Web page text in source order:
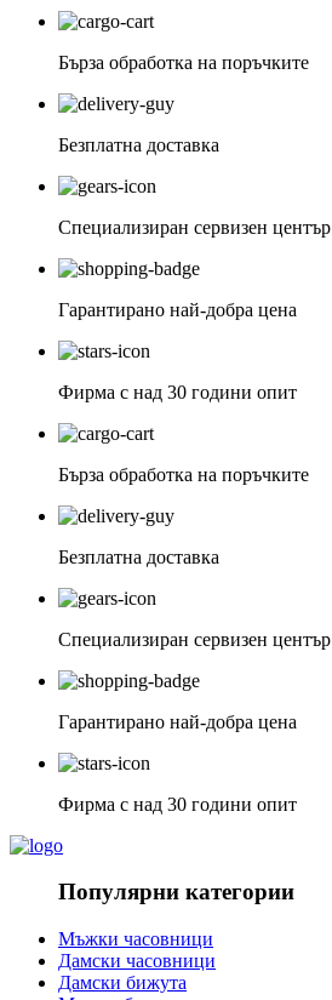
Бърза обработка на поръчките
Безплатна доставка
Специализиран сервизен център
Гарантирано най-добра цена
Фирма с над 30 години опит
Бърза обработка на поръчките
Безплатна доставка
Специализиран сервизен център
Гарантирано най-добра цена
Фирма с над 30 години опит
Популярни категории
Мъжки часовници
Дамски часовници
Дамски бижута